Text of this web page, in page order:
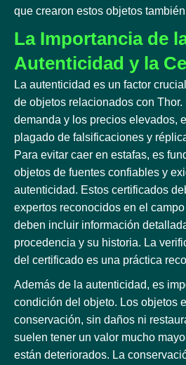
que crearon estos objetos
La Importancia de
Autenticidad y la
La autenticidad es un factor
de objetos relacionados con
demanda y los precios elevados,
plagado de falsificaciones y
Para evitar caer en estafas, es
objetos de fuentes confiables y
autenticidad. Estos certificados
expertos reconocidos en el
deben incluir información
procedencia y su historia. La
del certificado es una práctica
Además de la autenticidad, es
condición del objeto. Los objetos
conservación, sin daños ni
suelen tener un valor mucho
están deteriorados. La